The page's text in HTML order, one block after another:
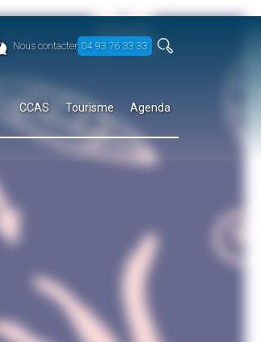
Nous contacter 04 93 76 33 33
CCAS Tourisme Agenda